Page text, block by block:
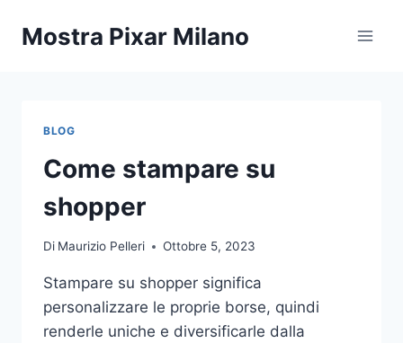
Mostra Pixar Milano
BLOG
Come stampare su
shopper
Di Maurizio Pelleri Ottobre 5, 2023
Stampare su shopper significa
personalizzare le proprie borse, quindi
renderle uniche e diversificarle dalla